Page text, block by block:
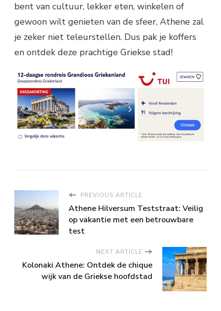
bent van cultuur, lekker eten, winkelen of
gewoon wilt genieten van de sfeer, Athene zal
je zeker niet teleurstellen. Dus pak je koffers
en ontdek deze prachtige Griekse stad!
PREVIOUS ARTICLE
Athene Hilversum Teststraat: Veilig
op vakantie met een betrouwbare
test
NEXT ARTICLE
Kolonaki Athene: Ontdek de chique
wijk van de Griekse hoofdstad